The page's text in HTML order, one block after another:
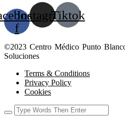
f
InstagramTiktok
©2023 Centro Médico Punto
Soluciones
Terms & Conditions
Privacy Policy
Cookies